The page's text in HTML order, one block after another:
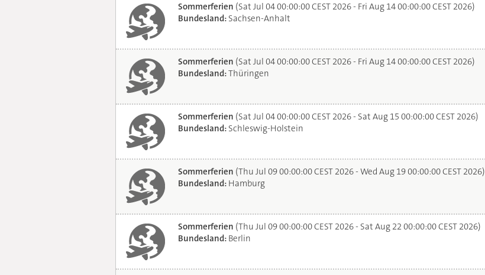
Sommerferien (Sat Jul 04 00:00:00 CEST 2026 - Fri Aug 14 00:00:00 CEST 2026)
Bundesland: Sachsen-Anhalt
Sommerferien (Sat Jul 04 00:00:00 CEST 2026 - Fri Aug 14 00:00:00 CEST 2026)
Bundesland:Thüringen
Sommerferien (Sat Jul 04 00:00:00 CEST 2026 - Sat Aug 15 00:00:00 CEST 2026)
Bundesland: Schleswig-Holstein
Sommerferien (Thu Jul 09 00:00:00 CEST 2026 - Wed Aug 19 00:00:00 CEST 2026)
Bundesland: Hamburg
Sommerferien (Thu Jul 09 00:00:00 CEST 2026 - Sat Aug 22 00:00:00 CEST 2026)
Bundesland: Berlin